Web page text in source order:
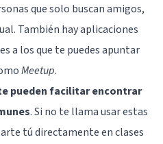
que solo buscan amigos,
También hay aplicaciones
a los que te puedes apuntar
Meetup.
pueden facilitar encontrar
. Si no te llama usar estas
tú directamente en clases